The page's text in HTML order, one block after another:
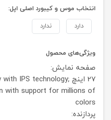
انتخاب موس و کیبورد اصلی اپل:
دارد
ندارد
ویژگی‌های محصول
صفحه نمایش:
27 اینچ 2K
with IPS technology;
with support for millions of
colors
پردازنده: